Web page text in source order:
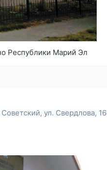
Республики Марий Эл
Советский, ул. Свердлова, 16